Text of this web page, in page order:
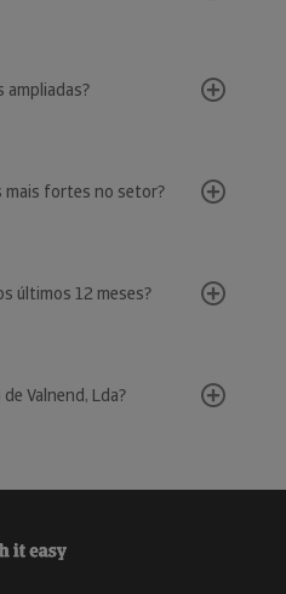
ampliadas?
mais fortes no setor?
últimos 12 meses?
Valnend, Lda?